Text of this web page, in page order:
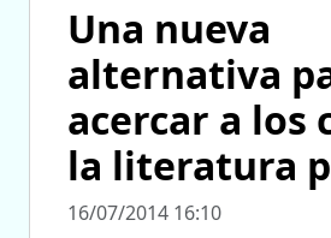
Una nueva
alternativa
acercar a los
la literatura
16/07/2014 16:10